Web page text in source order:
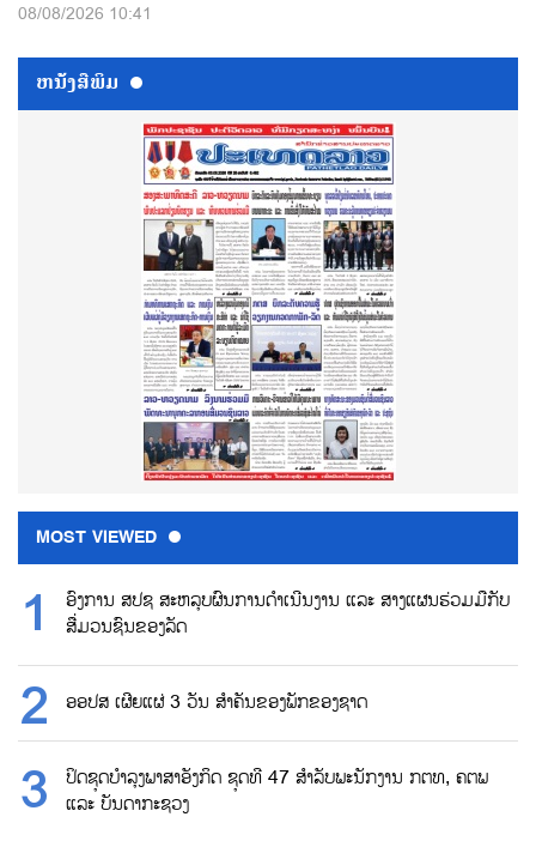
08/08/2026 10:41
ຫນ້ັງສືພິມ
MOST VIEWED
ອົງການ ສປຊ ສະຫລຸບຜົນການດຳເນີນງານ ແລະ ສາງແຜນຮ່ວມມືກັບ
ສື່ມວນຊົນຂອງລັດ
ອອປສ ເຜີຍແຜ່ 3 ວັນ ສຳຄັນຂອງພັກຂອງຊາດ
ປິດຊຸດບຳລຸງພາສາອັງກິດ ຊຸດທີ 47 ສຳລັບພະນັກງານ ກຕທ, ຄຕພ
ແລະ ບັນດາກະຊວງ